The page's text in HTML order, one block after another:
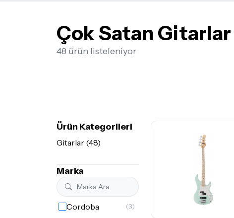
Çok Satan Gitarlar
48 ürün listeleniyor
Ürün Kategorileri
Gitarlar (48)
Marka
Cordoba (3)